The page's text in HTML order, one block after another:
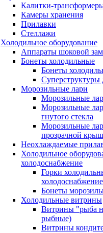
Калитки-
Камеры хранения
Прилавки
Стеллажи
Холодильное оборудование
Аппараты шоковой
Бонеты холодильные
Бонеты
Суперструктуры
Морозильные лари
Морозильные
Морозильные
гнутого стекла
Морозильные
прозрачной
Неохлаждаемые
Холодильное
холодоснабжение
Горки
холодоснабжение
Бонеты
Холодильные витрины
Витрины "рыба
рыбные)
Витрины